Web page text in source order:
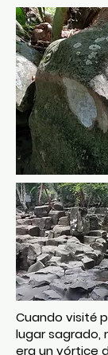
Cuando visité
lugar sagrado,
era un vórtice